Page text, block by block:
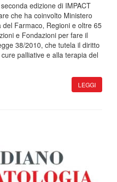
edizione di IMPACT
che ha coinvolto Ministero
Farmaco, Regioni e oltre 65
e Fondazioni per fare il
38/2010, che tutela il diritto
palliative e alla terapia del
LEGGI